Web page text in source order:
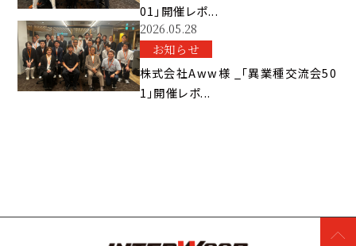
01」開催レポ...
2026.05.28
お知らせ
株式会社Aww様 _「異業種交流会50
1」開催レポ...